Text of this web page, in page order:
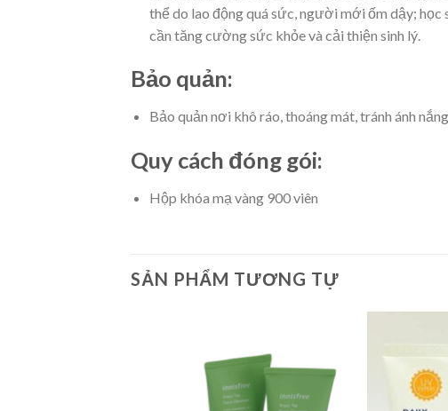
thể do lao động quá sức, người mới ốm dậy; học
cần tăng cường sức khỏe và cải thiện sinh lý.
Bảo quản:
Bảo quản nơi khô ráo, thoáng mát, tránh ánh
Quy cách đóng gói:
Hộp khóa mạ vàng 900 viên
SẢN PHẨM TƯƠNG TỰ
Add to
wishlist